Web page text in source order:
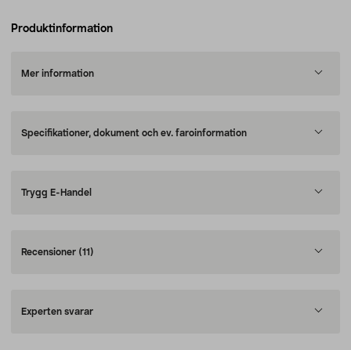
Produktinformation
Mer information
Specifikationer, dokument och ev. faroinformation
Trygg E-Handel
Recensioner (11)
Experten svarar